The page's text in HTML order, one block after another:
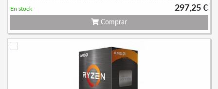
297,25 €
En stock
Comprar